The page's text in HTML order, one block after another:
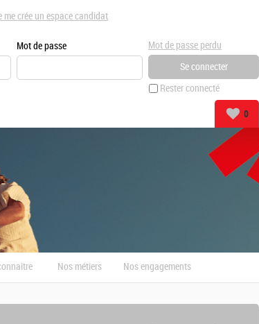
Mot de passe
Rester connecté
Mot de passe perdu
me crée un espace candidat
0
Nos métiers Nos engagements